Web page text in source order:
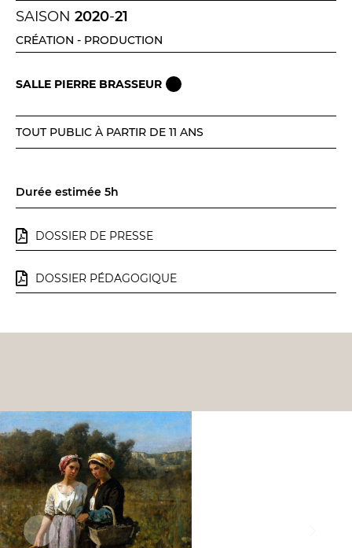
Tarifs, abonnements & places à l’unité
Brochure interactive
Entre spectateurs
Billetterie en ligne
contact@theatredenice.org
BILLETTERIE 04 93 13 19 00
ADMINISTRATION 04 93 13 90 90
SAISON 2020-21
CRÉATION - PRODUCTION
SALLE PIERRE BRASSEUR
TOUT PUBLIC À PARTIR DE 11 ANS
Durée estimée 5h
DOSSIER DE PRESSE
DOSSIER PÉDAGOGIQUE